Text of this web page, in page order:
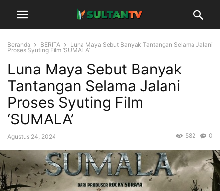
Beranda BERITA
Luna Maya Sebut Banyak Tantangan Selama Jalani
Proses Syuting Film ‘SUMALA’
Luna Maya Sebut Banyak
Tantangan Selama Jalani
Proses Syuting Film
‘SUMALA’
Agustus 24, 2024 0
582